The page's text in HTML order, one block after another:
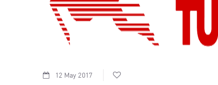
12 May 2017